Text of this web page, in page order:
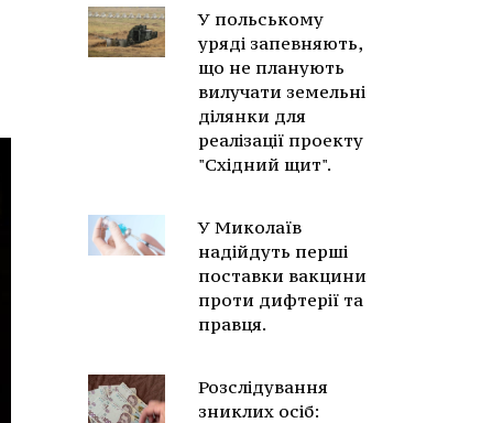
У польському
уряді запевняють,
що не планують
вилучати земельні
ділянки для
реалізації проекту
"Східний щит".
У Миколаїв
надійдуть перші
поставки вакцини
проти дифтерії та
правця.
Розслідування
зниклих осіб: